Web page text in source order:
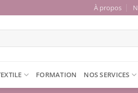
À propos
FORMATION NOS SERVICES